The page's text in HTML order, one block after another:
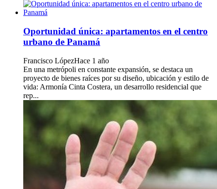
Oportunidad única: apartamentos en el centro
urbano de Panamá
Francisco LópezHace 1 año
En una metrópoli en constante expansión, se destaca un
proyecto de bienes raíces por su diseño, ubicación y estilo de
vida: Armonía Cinta Costera, un desarrollo residencial que
rep...